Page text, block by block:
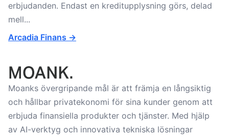
erbjudanden. Endast en kreditupplysning görs, delad
mell...
Arcadia Finans ->
Moanks övergripande mål är att främja en långsiktig
och hållbar privatekonomi för sina kunder genom att
erbjuda finansiella produkter och tjänster. Med hjälp
av AI-verktyg och innovativa tekniska lösningar